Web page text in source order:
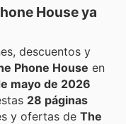
Houseya
descuentos y
Phone House en
mayo de 2026
28 páginas
y ofertas de The